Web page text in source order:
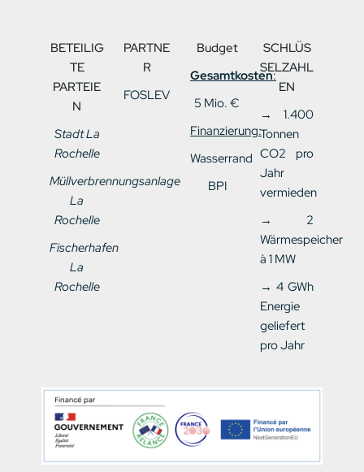
BETEILIG
TE
PARTEIE
N
Stadt La
Rochelle
Müllverbrennungsanlage
La
Rochelle
Fischerhafen
La
Rochelle
PARTNE
R
FOSLEV
Budget
Gesamtkosten:
5 Mio. €
Finanzierung:
Wasserrand
BPI
SCHLÜS
SELZAHL
EN
→ 1.400
Tonnen
CO2 pro
Jahr
vermieden
→ 2
Wärmespeicher
à 1 MW
→ 4 GWh
Energie
geliefert
pro Jahr